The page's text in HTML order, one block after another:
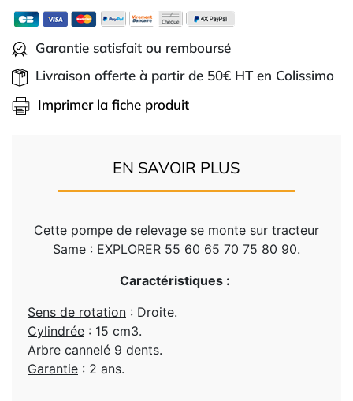
Garantie satisfait ou remboursé
Livraison offerte à partir de 50€ HT en Colissimo
Imprimer la fiche produit
EN SAVOIR PLUS
Cette pompe de relevage se monte sur tracteur
Same : EXPLORER 55 60 65 70 75 80 90.
Caractéristiques :
Sens de rotation : Droite.
Cylindrée : 15 cm3.
Arbre cannelé 9 dents.
Garantie : 2 ans.